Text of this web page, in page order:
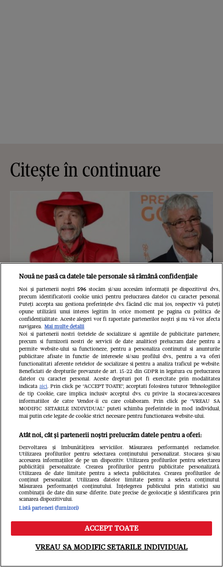
Citește în continuare
Cine este și cum arată soția lui
Gheorghe Visu. Actorul a fost burlac
până la 50 de ani: "Soția mea e
familia mea și singurul om care-mi
cunoaște fricile"
Meniu Caută
Nouă ne pasă ca datele tale personale să rămână confidențiale
Noi și partenerii noștri 596stocăm și/sau accesăm informații pe dispozitivul dvs.,
precum identificatorii cookie unici pentru prelucrarea datelor cu caracter personal.
Puteți accepta sau gestiona preferințele dvs. făcând clic mai jos, respectiv vă puteți
opune utilizării unui interes legitim în orice moment pe pagina cu politica de
confidențialitate. Aceste alegeri vor fi raportate partenerilor noștri și nu vă vor afecta
navigarea. Mai multe detalii
Noi si partenerii nostri (retelele de socializare si agentiile de publicitate partenere,
precum si furnizorii nostri de servicii de date analitice) prelucram date pentru a
permite website-ului sa functioneze, pentru a personaliza continutul si anunturile
publicitare afisate in functie de interesele si/sau profilul dvs., pentru a va oferi
functionalitati aferente retelelor de socializare si pentru a analiza traficul pe website.
Beneficiati de drepturile prevazute de art. 15-22 din GDPR in legatura cu prelucrarea
datelor cu caracter personal. Aceste drepturi pot fi exercitate prin modalitatea
indicataaici. Prin click pe “ACCEPT TOATE”, acceptati folosirea tuturor Tehnologiilor
de tip Cookie, care implica inclusiv acceptul dvs. cu privire la stocarea/accesarea
informatiilor de catre Vendor-ii cu care colaboram. Prin click pe “VREAU SA
MODIFIC SETARILE INDIVIDUAL” puteti schimba preferintele in mod individual,
mai putin cele legate de cookie strict necesare pentru functionarea website-ului.
Atât noi, cât și partenerii noștri prelucrăm datele pentru a oferi:
Dezvoltarea și îmbunătățirea serviciilor. Măsurarea performanței reclamelor.
Utilizarea profilurilor pentru selectarea conținutului personalizat. Stocarea și/sau
accesarea informațiilor de pe un dispozitiv. Utilizarea profilurilor pentru selectarea
publicității personalizate. Crearea profilurilor pentru publicitate personalizată.
Utilizarea de date limitate pentru a selecta publicitatea. Crearea profilurilor de
conținut personalizat. Utilizarea datelor limitate pentru a selecta conținutul.
Măsurarea performanței conținutului. Înțelegerea publicului prin statistici sau
combinații de date din surse diferite. Date precise de geolocație și identificarea prin
scanarea dispozitivului.
Listă parteneri (furnizori)
ACCEPT TOATE
VREAU SA MODIFIC SETARILE INDIVIDUAL